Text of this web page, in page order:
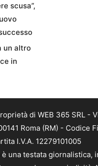
scusa”,
un altro
in
di WEB 365 SRL -
Roma (RM) - Codice
I.V.A. 12279101005
una testata giornalistica,